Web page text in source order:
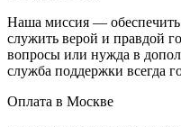
Наша миссия — обеспечить
служить верой и правдой
вопросы или нужда в
служба поддержки всегда
Оплата в Москве